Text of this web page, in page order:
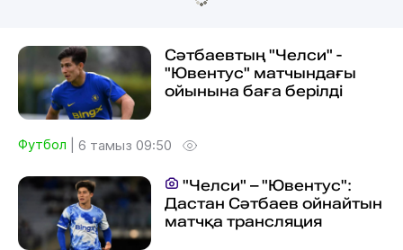
Сәтбаевтың "Челси" -
"Ювентус" матчындағы
ойынына баға берілді
Футбол 6 тамыз 09:50
Дастан Сәтбаев ойнайтын
матчқа трансляция